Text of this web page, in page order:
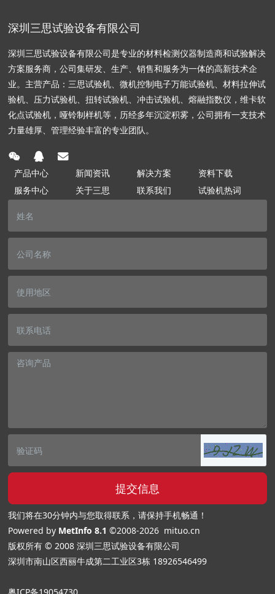
深圳三思试验设备有限公司
深圳三思试验设备有限公司是专业的材料检测仪器制造商和试验解决
方案服务商，公司集研发、生产、销售和服务为一体的高新技术企
业。主营产品：三思试验机、微机控制电子万能试验机、材料拉伸试
验机、压力试验机、扭转试验机、冲击试验机、熔融指数仪，维卡软
化点试验机，哑铃制样机等，历经多年沉淀积雾，公司拥有一支技术
力量雄厚、管理经验丰富的专业团队。
产品中心 新闻资讯 解决方案
资料下载
服务中心
关于三思 联系我们 试验机热词
提交信息
我们将在30分钟内与您取得联系，请保持手机畅通！
Powered by MetInfo 8.1 ©2008-2026 mituo.cn
版权所有 © 2008 深圳三思试验设备有限公司
深圳市南山区西丽牛成第二工业区3栋 18926546499